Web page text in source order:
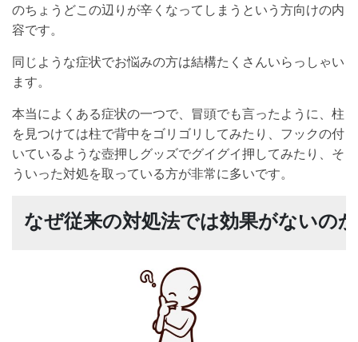
のちょうどこの辺りが辛くなってしまうという方向けの内
容です。
同じような症状でお悩みの方は結構たくさんいらっしゃい
ます。
本当によくある症状の一つで、冒頭でも言ったように、柱
を見つけては柱で背中をゴリゴリしてみたり、フックの付
いているような壺押しグッズでグイグイ押してみたり、そ
ういった対処を取っている方が非常に多いです。
なぜ従来の対処法では効果がないのか